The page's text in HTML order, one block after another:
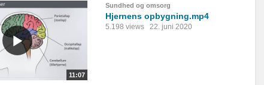
11:07
Sundhed og omsorg
Hjernens opbygning.mp4
5.198 views 22. juni 2020